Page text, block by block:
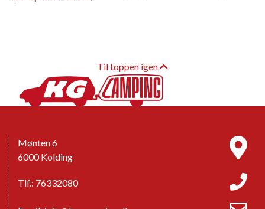
Til toppen igen
Mønten 6
6000 Kolding
Tlf.: 76332080